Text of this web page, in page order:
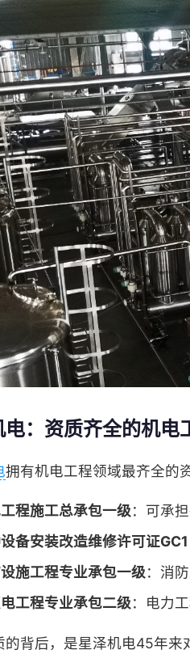
电：资质齐全的机电
拥有机电工程领域最齐全的
程施工总承包一级：可承
备安装改造维修许可证GC1
施工程专业承包一级：消
工程专业承包二级：电力
的背后，是星泽机电45年